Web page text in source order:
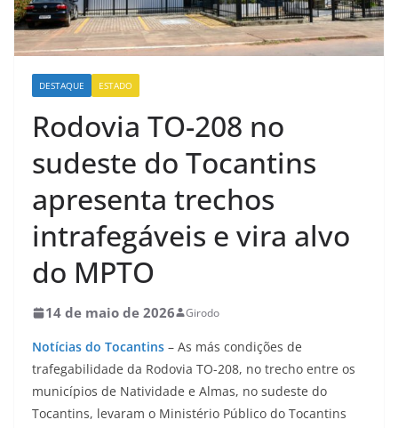
DESTAQUE ESTADO
Rodovia TO-208 no
sudeste do Tocantins
apresenta trechos
intrafegáveis e vira alvo
do MPTO
14 de maio de 2026 Girodo
Notícias do Tocantins – As más condições de
trafegabilidade da Rodovia TO-208, no trecho entre os
municípios de Natividade e Almas, no sudeste do
Tocantins, levaram o Ministério Público do Tocantins